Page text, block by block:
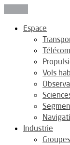
Espace
Vols
Industrie
Groupes